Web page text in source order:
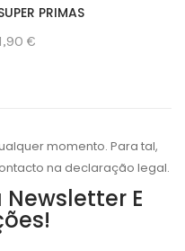
PRIMAS
€
momento. Para tal,
na declaração legal.
Newsletter E